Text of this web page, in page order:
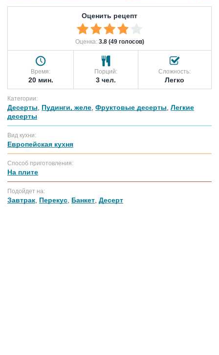
Оценить рецепт
Оценка: 3.8 (49 голосов)
Время:
20 мин.
Порций:
3 чел.
Сложность:
Легко
Категории:
Десерты Пудинги, желе Фруктовые десерты Легкие
десерты
Вид кухни:
Европейская кухня
Способ приготовления:
На плите
Подойдет на:
Завтрак Перекус Банкет Десерт